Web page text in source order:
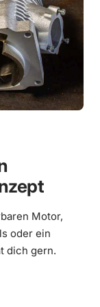
10 62M TL
Motor,
oder ein
dich gern.